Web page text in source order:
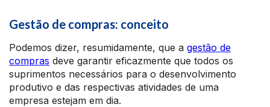
Gestão de compras: conceito
Podemos dizer, resumidamente, que a gestão de
compras deve garantir eficazmente que todos os
suprimentos necessários para o desenvolvimento
produtivo e das respectivas atividades de uma
empresa estejam em dia.